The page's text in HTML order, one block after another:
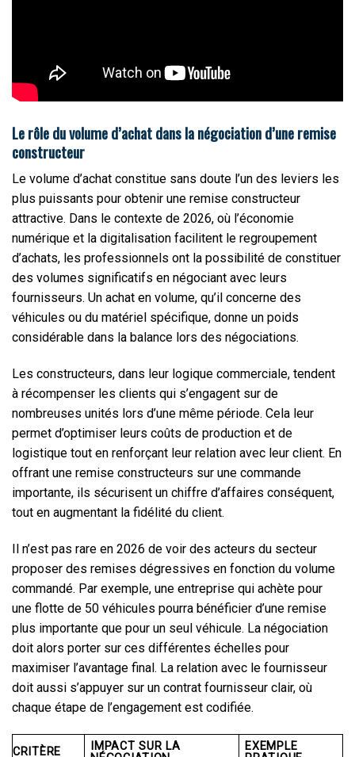
Le rôle du volume d’achat dans la négociation d’une remise
constructeur
Le volume d’achat constitue sans doute l’un des leviers les
plus puissants pour obtenir une remise constructeur
attractive. Dans le contexte de 2026, où l’économie
numérique et la digitalisation facilitent le regroupement
d’achats, les professionnels ont la possibilité de constituer
des volumes significatifs en négociant avec leurs
fournisseurs. Un achat en volume, qu’il concerne des
véhicules ou du matériel spécifique, donne un poids
considérable dans la balance lors des négociations.
Les constructeurs, dans leur logique commerciale, tendent
à récompenser les clients qui s’engagent sur de
nombreuses unités lors d’une même période. Cela leur
permet d’optimiser leurs coûts de production et de
logistique tout en renforçant leur relation avec leur client. En
offrant une remise constructeurs sur une commande
importante, ils sécurisent un chiffre d’affaires conséquent,
tout en augmentant la fidélité du client.
Il n’est pas rare en 2026 de voir des acteurs du secteur
proposer des remises dégressives en fonction du volume
commandé. Par exemple, une entreprise qui achète pour
une flotte de 50 véhicules pourra bénéficier d’une remise
plus importante que pour un seul véhicule. La négociation
doit alors porter sur ces différentes échelles pour
maximiser l’avantage final. La relation avec le fournisseur
doit aussi s’appuyer sur un contrat fournisseur clair, où
chaque étape de l’engagement est codifiée.
CRITÈRE
IMPACT SUR LA
EXEMPLE